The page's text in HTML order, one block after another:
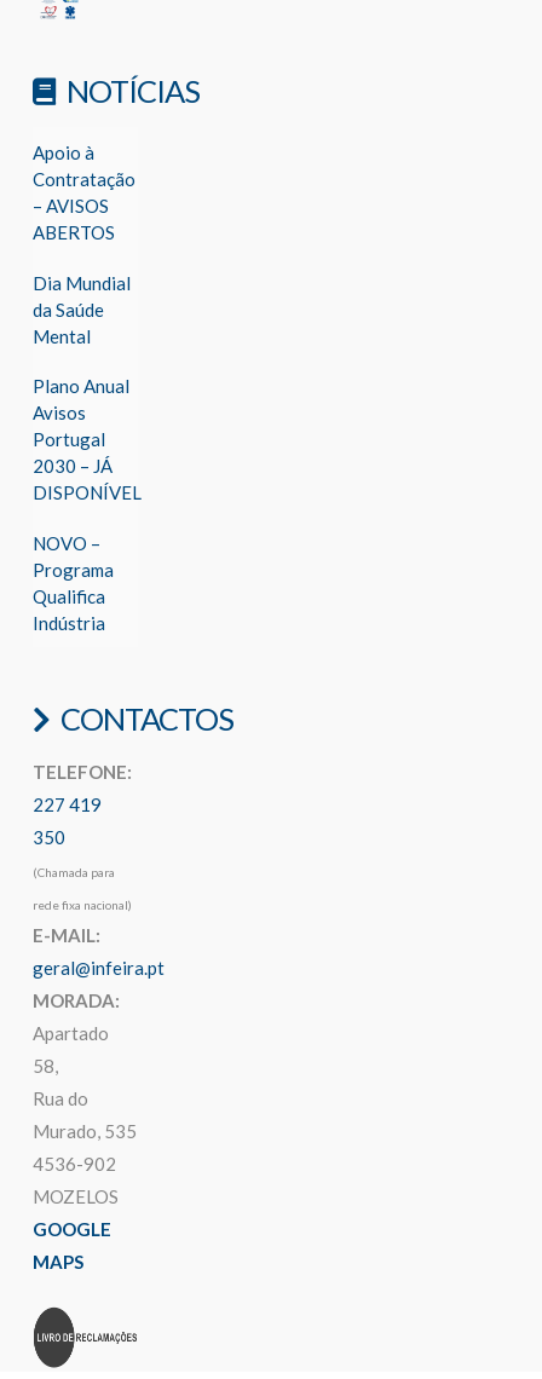
NOTÍCIAS
Apoio à
Contratação
– AVISOS
ABERTOS
Dia Mundial
da Saúde
Mental
Plano Anual
Avisos
Portugal
2030 – JÁ
DISPONÍVEL
NOVO –
Programa
Qualifica
Indústria
CONTACTOS
TELEFONE:
227 419
350
(Chamada para
rede fixa nacional)
E-MAIL:
geral@infeira.pt
MORADA:
Apartado
58,
Rua do
Murado, 535
4536-902
MOZELOS
GOOGLE
MAPS